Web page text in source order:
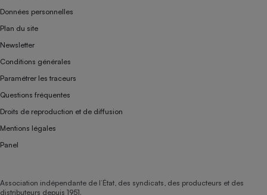
Données personnelles
Plan du site
Newsletter
Conditions générales
Paramétrer les traceurs
Questions fréquentes
Droits de reproduction et de diffusion
Mentions légales
Panel
Association indépendante de l’État, des syndicats, des producteurs et des
distributeurs depuis 1951.